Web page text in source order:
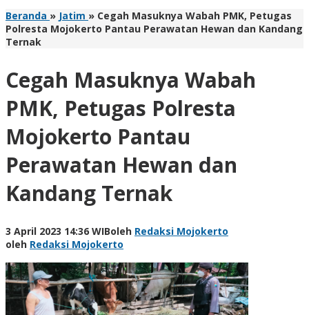
Beranda » Jatim » Cegah Masuknya Wabah PMK, Petugas
Polresta Mojokerto Pantau Perawatan Hewan dan Kandang
Ternak
Cegah Masuknya Wabah
PMK, Petugas Polresta
Mojokerto Pantau
Perawatan Hewan dan
Kandang Ternak
3 April 2023 14:36 WIBoleh Redaksi Mojokerto
oleh Redaksi Mojokerto